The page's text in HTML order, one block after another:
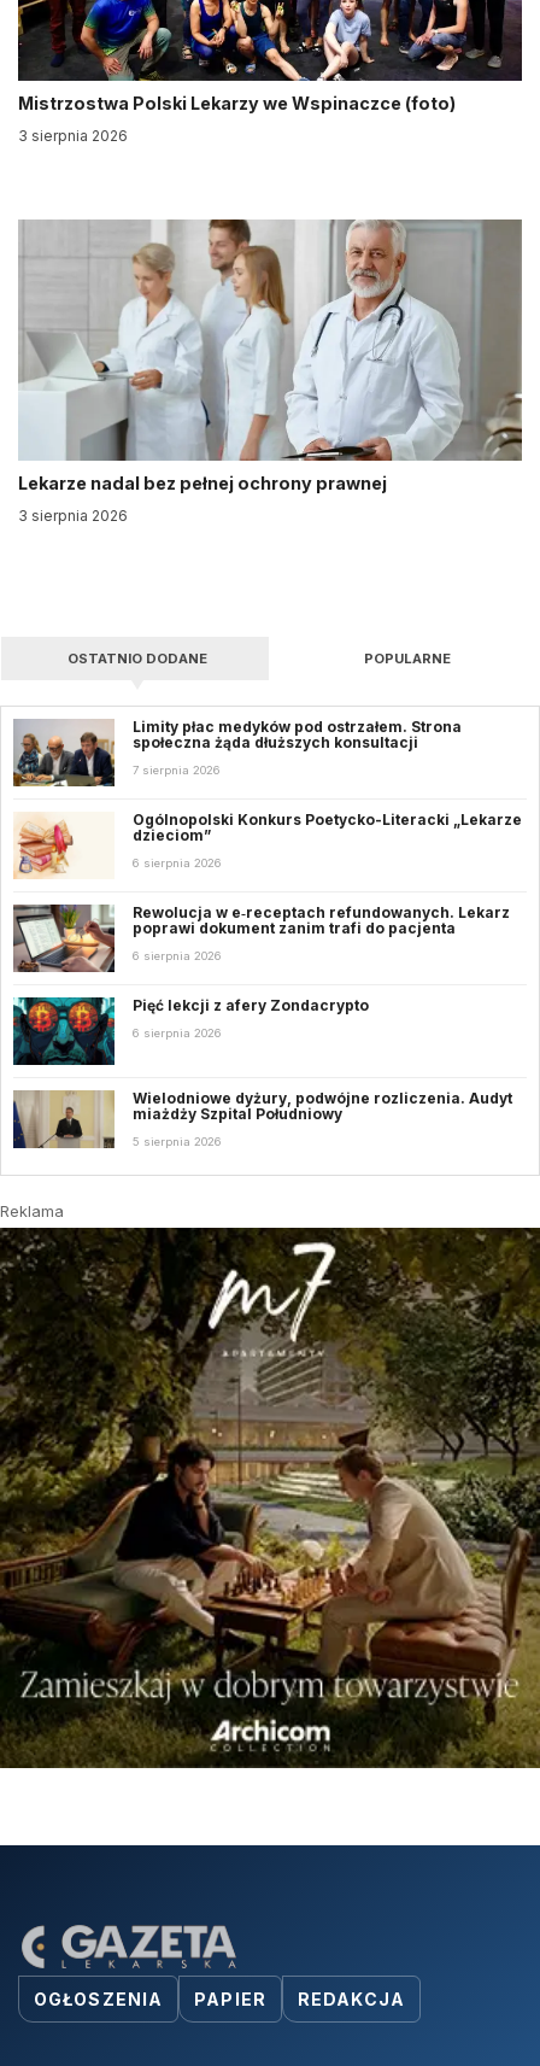
Mistrzostwa Polski Lekarzy we Wspinaczce (foto)
3 sierpnia 2026
Lekarze nadal bez pełnej ochrony prawnej
3 sierpnia 2026
OSTATNIO DODANE POPULARNE
Limity płac medyków pod ostrzałem. Strona
społeczna żąda dłuższych konsultacji
7 sierpnia 2026
Ogólnopolski Konkurs Poetycko-Literacki „Lekarze
dzieciom”
6 sierpnia 2026
Rewolucja w e‑receptach refundowanych. Lekarz
poprawi dokument zanim trafi do pacjenta
6 sierpnia 2026
Pięć lekcji z afery Zondacrypto
6 sierpnia 2026
Wielodniowe dyżury, podwójne rozliczenia. Audyt
miażdży Szpital Południowy
5 sierpnia 2026
Reklama
OGŁOSZENIA PAPIER REDAKCJA